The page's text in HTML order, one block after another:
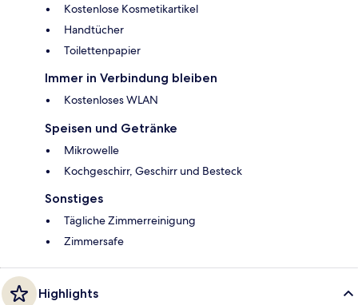
Kostenlose Kosmetikartikel
Handtücher
Toilettenpapier
Immer in Verbindung bleiben
Kostenloses WLAN
Speisen und Getränke
Mikrowelle
Kochgeschirr, Geschirr und Besteck
Sonstiges
Tägliche Zimmerreinigung
Zimmersafe
Highlights